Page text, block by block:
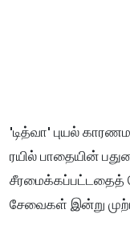
'டித்வா' புயல்
ரயில் பாதையின்
சீரமைக்கப்பட்டதைத்
சேவைகள் இன்று